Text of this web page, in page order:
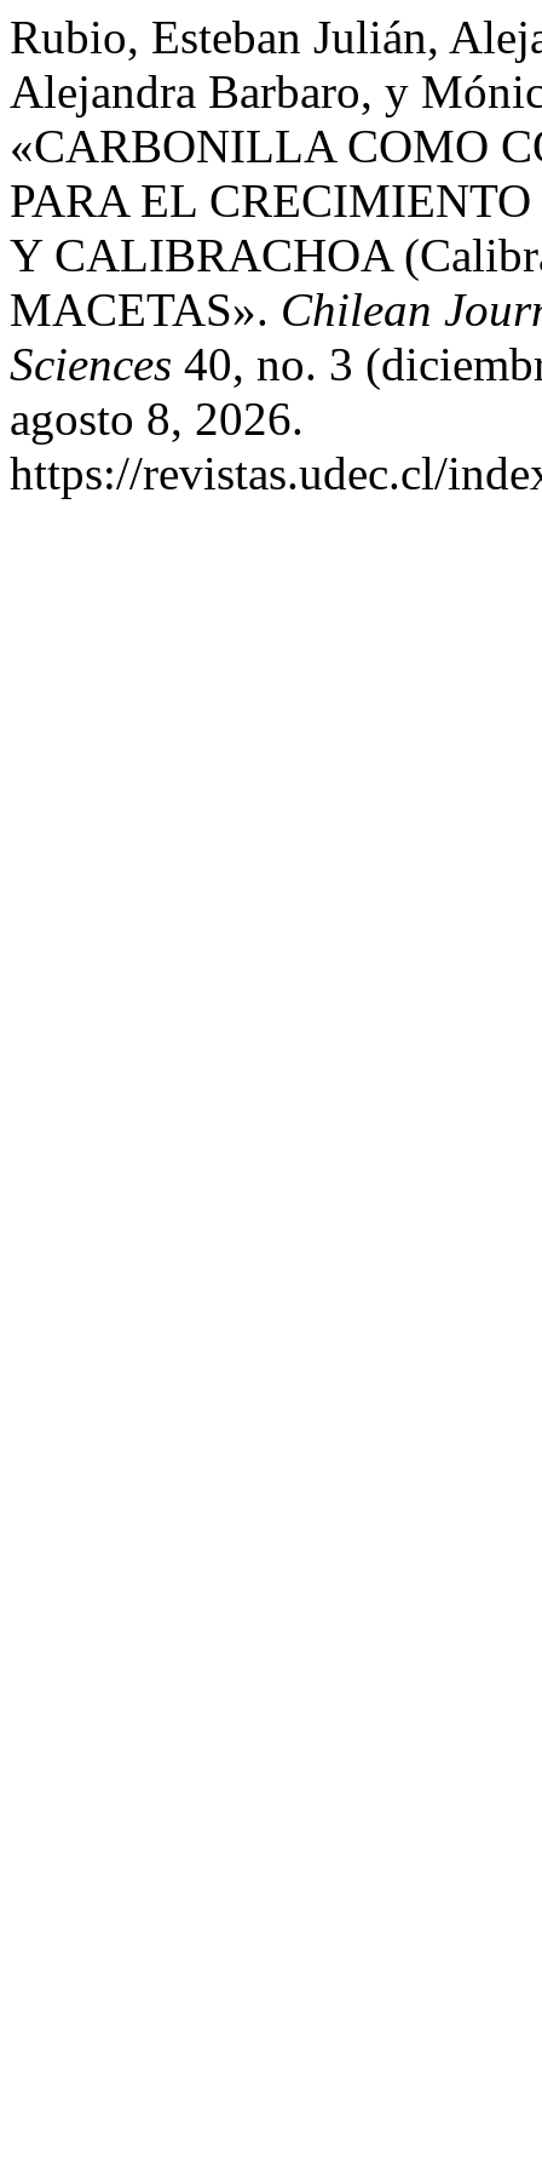
Rubio, Esteban Julián,
Alejandra Barbaro, y
«CARBONILLA COMO
PARA EL
Y CALIBRACHOA
MACETAS». Chilean
Sciences 40, no. 3
agosto 8, 2026.
https://revistas.udec.cl/